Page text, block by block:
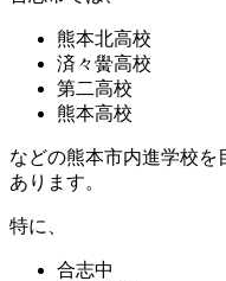
熊本北高校
済々黌高校
第二高校
熊本高校
などの熊本市内進学校
あります。
特に、
合志中